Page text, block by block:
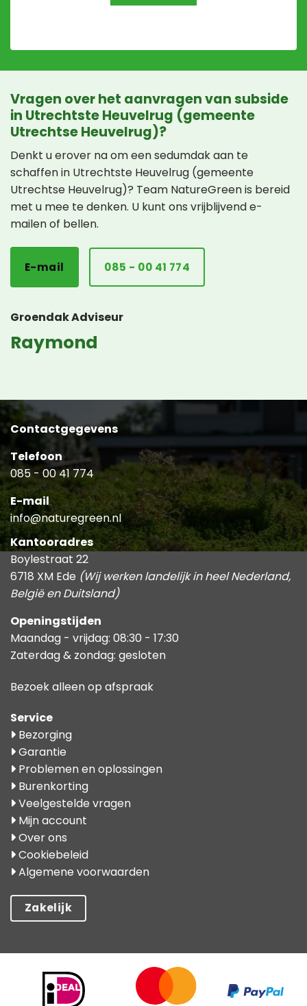
Vragen over het aanvragen van subside
in Utrechtste Heuvelrug (gemeente
Utrechtse Heuvelrug)?
Denkt u erover na om een sedumdak aan te
schaffen in Utrechtste Heuvelrug (gemeente
Utrechtse Heuvelrug)? Team NatureGreen is bereid
met u mee te denken. U kunt ons vrijblijvend e-
mailen of bellen.
E-mail 085 - 00 41 774
Groendak Adviseur
Raymond
Contactgegevens
Telefoon
085 - 00 41 774
E-mail
info@naturegreen.nl
Kantooradres
Boylestraat 22
6718 XM Ede (Wij werken landelijk in heel Nederland,
België en Duitsland)
Openingstijden
Maandag - vrijdag: 08:30 - 17:30
Zaterdag & zondag: gesloten
Bezoek alleen op afspraak
Service
Bezorging
Garantie
Problemen en oplossingen
Burenkorting
Veelgestelde vragen
Mijn account
Over ons
Cookiebeleid
Algemene voorwaarden
Zakelijk